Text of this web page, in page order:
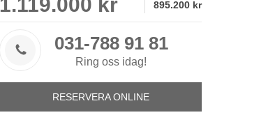
895.200 kr
 031-788 91 81
Ring oss idag!
RESERVERA ONLINE